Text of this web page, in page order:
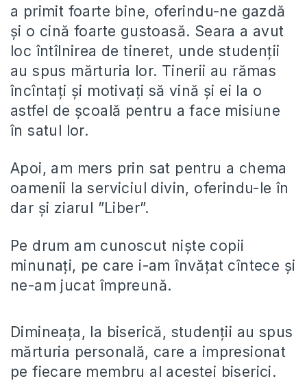
a primit foarte bine, oferindu-ne gazdă
și o cină foarte gustoasă. Seara a avut
loc întîlnirea de tineret, unde studenții
au spus mărturia lor. Tinerii au rămas
încîntați și motivați să vină și ei la o
astfel de școală pentru a face misiune
în satul lor.
Apoi, am mers prin sat pentru a chema
oamenii la serviciul divin, oferindu-le în
dar și ziarul ”Liber”.
Pe drum am cunoscut niște copii
minunați, pe care i-am învățat cîntece și
ne-am jucat împreună.
Dimineața, la biserică, studenții au spus
mărturia personală, care a impresionat
pe fiecare membru al acestei biserici.